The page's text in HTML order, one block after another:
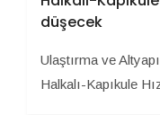
düşecek
Ulaştırma ve
Halkalı-Kapıkule